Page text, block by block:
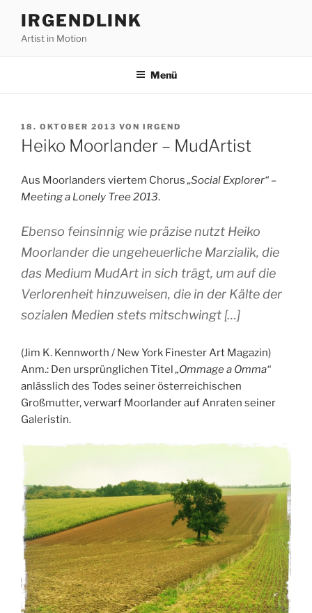
Inhalt
springen
IRGENDLINK
Artist in Motion
Menü
VERÖFFENTLICHT
AM
18. OKTOBER 2013 VON IRGEND
Heiko Moorlander – MudArtist
Aus Moorlanders viertem Chorus„Social Explorer“ –
Meeting a Lonely Tree 2013.
Ebenso feinsinnig wie präzise nutzt Heiko
Moorlander die ungeheuerliche Marzialik, die
das Medium MudArt in sich trägt, um auf die
Verlorenheit hinzuweisen, die in der Kälte der
sozialen Medien stets mitschwingt […]
(Jim K. Kennworth / New York Finester Art Magazin)
Anm.: Den ursprünglichen Titel„Ommage a Omma“
anlässlich des Todes seiner österreichischen
Großmutter, verwarf Moorlander auf Anraten seiner
Galeristin.